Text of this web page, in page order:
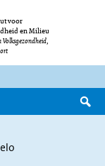
voor
en Milieu
Volksgezondheid,